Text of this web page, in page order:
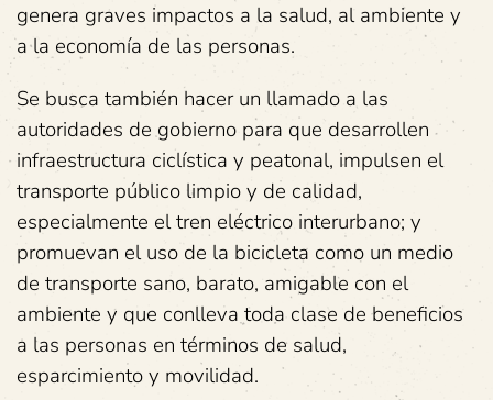
genera graves impactos a la salud, al ambiente y
a la economía de las personas.
Se busca también hacer un llamado a las
autoridades de gobierno para que desarrollen
infraestructura ciclística y peatonal, impulsen el
transporte público limpio y de calidad,
especialmente el tren eléctrico interurbano; y
promuevan el uso de la bicicleta como un medio
de transporte sano, barato, amigable con el
ambiente y que conlleva toda clase de beneficios
a las personas en términos de salud,
esparcimiento y movilidad.